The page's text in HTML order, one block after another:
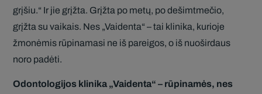
grįšiu.“ Ir jie grįžta. Grįžta po metų, po dešimtmečio,
grįžta su vaikais. Nes „Vaidenta“ – tai klinika, kurioje
žmonėmis rūpinamasi ne iš pareigos, o iš nuoširdaus
noro padėti.
Odontologijos klinika „Vaidenta“ – rūpinamės, nes